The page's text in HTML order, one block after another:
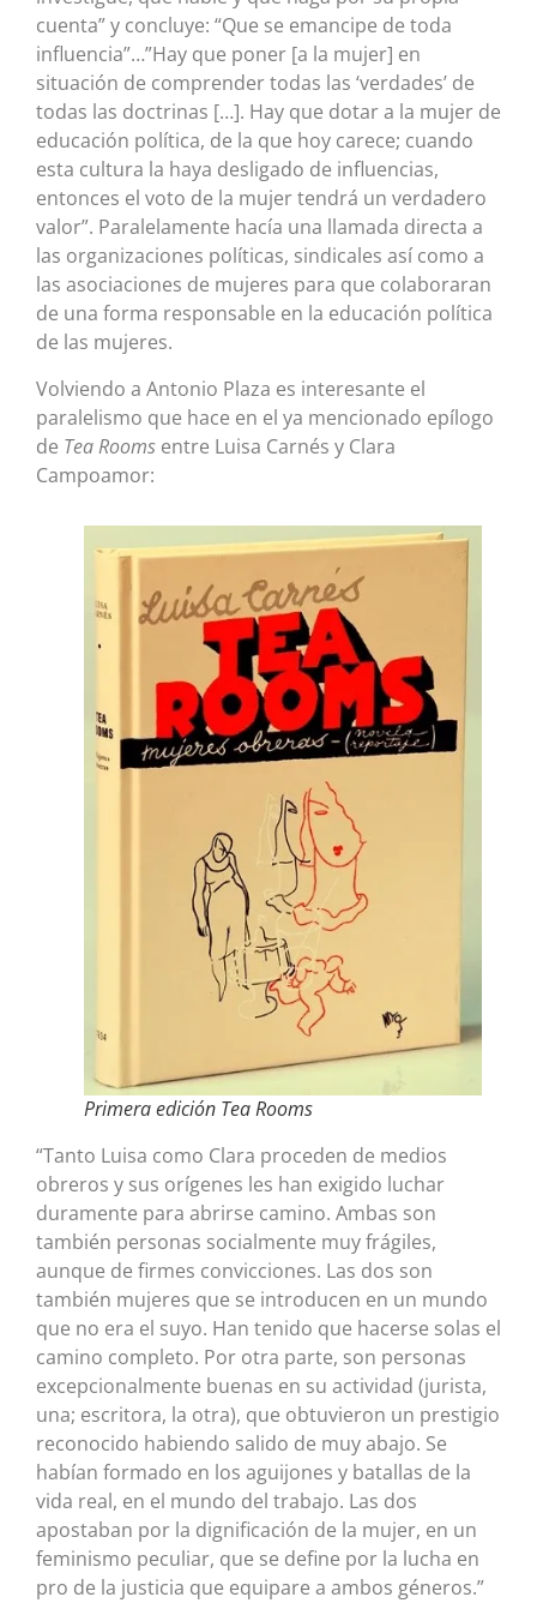
cuenta” y concluye: “Que se emancipe de toda
influencia”…”Hay que poner [a la mujer] en
situación de comprender todas las ‘verdades’ de
todas las doctrinas […]. Hay que dotar a la mujer de
educación política, de la que hoy carece; cuando
esta cultura la haya desligado de influencias,
entonces el voto de la mujer tendrá un verdadero
valor”. Paralelamente hacía una llamada directa a
las organizaciones políticas, sindicales así como a
las asociaciones de mujeres para que colaboraran
de una forma responsable en la educación política
de las mujeres.
Volviendo a Antonio Plaza es interesante el
paralelismo que hace en el ya mencionado epílogo
de Tea Rooms entre Luisa Carnés y Clara
Campoamor:
Primera edición Tea Rooms
“Tanto Luisa como Clara proceden de medios
obreros y sus orígenes les han exigido luchar
duramente para abrirse camino. Ambas son
también personas socialmente muy frágiles,
aunque de firmes convicciones. Las dos son
también mujeres que se introducen en un mundo
que no era el suyo. Han tenido que hacerse solas el
camino completo. Por otra parte, son personas
excepcionalmente buenas en su actividad (jurista,
una; escritora, la otra), que obtuvieron un prestigio
reconocido habiendo salido de muy abajo. Se
habían formado en los aguijones y batallas de la
vida real, en el mundo del trabajo. Las dos
apostaban por la dignificación de la mujer, en un
feminismo peculiar, que se define por la lucha en
pro de la justicia que equipare a ambos géneros.”